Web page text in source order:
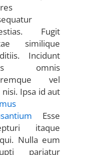
Fugit
similique
Incidunt
omnis
vel
nisi. Ipsa id aut
Esse
itaque
Nulla eum
pariatur